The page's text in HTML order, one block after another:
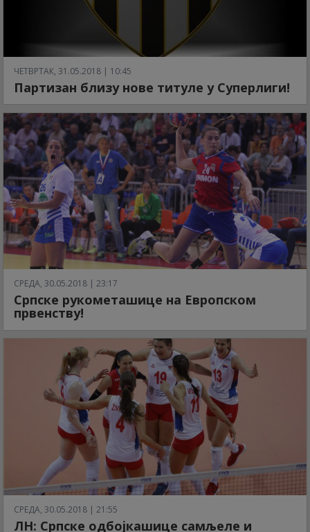
ЧЕТВРТАК, 31.05.2018 | 10:45
Партизан близу нове титуле у Суперлиги!
СРЕДА, 30.05.2018 | 23:17
Српске рукометашице на Европском
првенству!
СРЕДА, 30.05.2018 | 21:55
ЛН: Српске одбојкашице самљеле и